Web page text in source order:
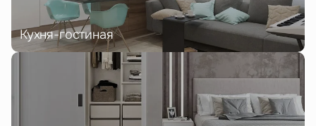
Кухня-гостиная